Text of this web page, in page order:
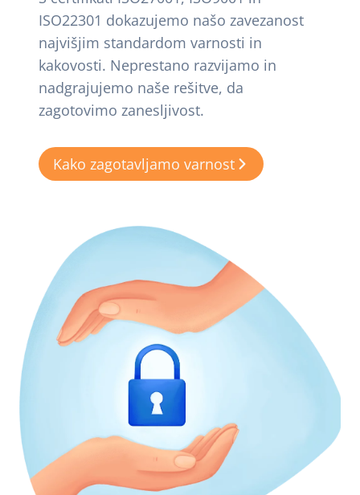
ISO22301 dokazujemo našo zavezanost
najvišjim standardom varnosti in
kakovosti. Neprestano razvijamo in
nadgrajujemo naše rešitve, da
zagotovimo zanesljivost.
Kako zagotavljamo varnost